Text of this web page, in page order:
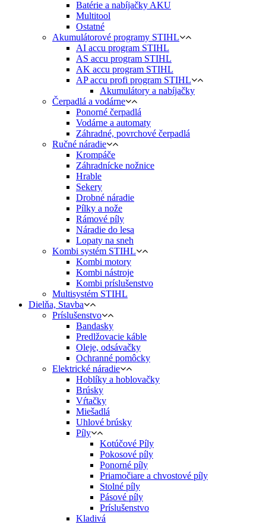
Batérie a nabíjačky AKU
Multitool
Ostatné
Akumulátorové programy STIHL
AI accu program STIHL
AS accu program STIHL
AK accu program STIHL
AP accu profi program STIHL
Akumulátory a nabíjačky
Čerpadlá a vodárne
Ponorné čerpadlá
Vodárne a automaty
Záhradné, povrchové čerpadlá
Ručné náradie
Krompáče
Záhradnícke nožnice
Hrable
Sekery
Drobné náradie
Pílky a nože
Rámové píly
Náradie do lesa
Lopaty na sneh
Kombi systém STIHL
Kombi motory
Kombi nástroje
Kombi príslušenstvo
Multisystém STIHL
Dielňa, Stavba
Príslušenstvo
Bandasky
Predlžovacie káble
Oleje, odsávačky
Ochranné pomôcky
Elektrické náradie
Hoblíky a hoblovačky
Brúsky
Vŕtačky
Miešadlá
Uhlové brúsky
Píly
Kotúčové Píly
Pokosové píly
Ponorné píly
Priamočiare a chvostové píly
Stolné píly
Pásové píly
Príslušenstvo
Kladivá